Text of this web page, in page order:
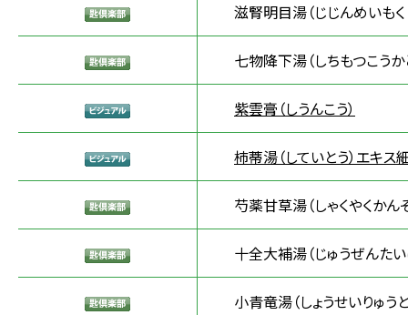
滋腎明目湯（じじんめいもく
七物降下湯（しちもつこうか
紫雲膏（しうんこう）
柿蒂湯（していとう）エキス
芍薬甘草湯（しゃくやくかん
十全大補湯（じゅうぜんた
小青竜湯（しょうせいりゅう